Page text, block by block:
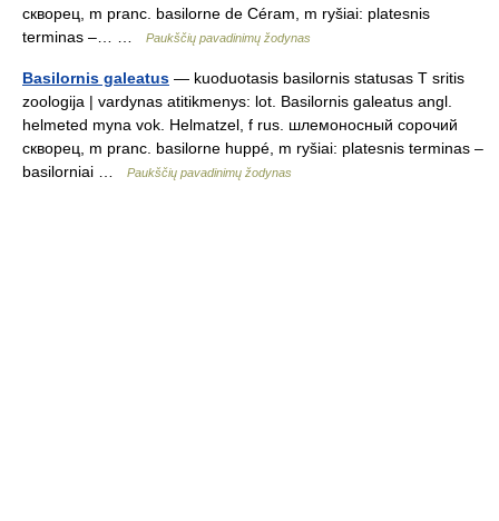
скворец, m pranc. basilorne de Céram, m ryšiai: platesnis
terminas –… …
Paukščių pavadinimų žodynas
Basilornis galeatus — kuoduotasis basilornis statusas T sritis
zoologija | vardynas atitikmenys: lot. Basilornis galeatus angl.
helmeted myna vok. Helmatzel, f rus. шлемоносный сорочий
скворец, m pranc. basilorne huppé, m ryšiai: platesnis terminas –
basilorniai …
Paukščių pavadinimų žodynas